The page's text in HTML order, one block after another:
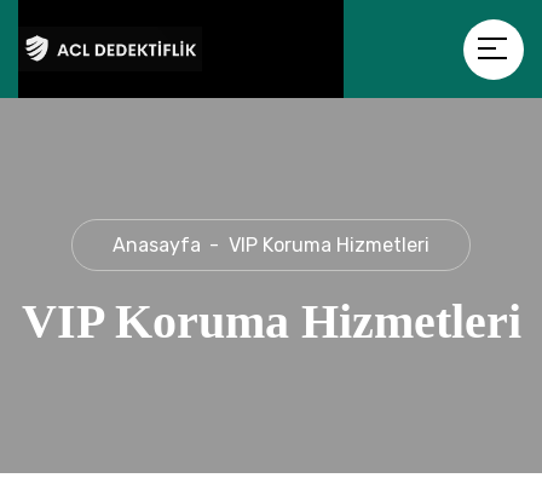
Anasayfa VIP Koruma Hizmetleri
VIP Koruma Hizmetleri